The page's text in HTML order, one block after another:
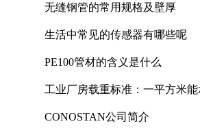
无缝钢管的常用规格及壁厚
生活中常见的传感器有哪些呢
PE100管材的含义是什么
工业厂房载重标准：一平方米
CONOSTAN公司简介